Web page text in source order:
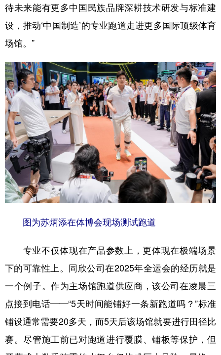
待未来能有更多中国民族品牌深耕技术研发与标准建
设，推动‘中国制造’的专业跑道走进更多国际顶级体育
场馆。”
图为苏炳添在体博会现场测试跑道
专业不仅体现在产品参数上，更体现在极端场景
下的可靠性上。同欣公司在2025年全运会的经历就是
一个例子。作为主场馆跑道供应商，该公司在凌晨三
点接到电话——“5天时间能铺好一条新跑道吗？”标准
铺设通常需要20多天，而5天后该场馆就要进行田径比
赛。尽管施工前已对跑道进行覆膜、铺板等保护，但